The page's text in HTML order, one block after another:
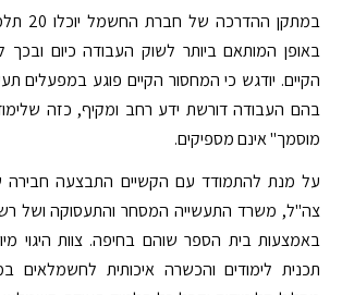
במתקן
באופן המותאם ביותר לשוק העבודה כיום
הקיים. יודגש כי המחסור הקיים פוגע במפעלים
בהם העבודה דורשת ידע רחב ומקיף, כזה
מוסמך" אינם מספיקים.
על מנת להתמודד עם הקשיים התבצעה
צה"ל, משרד התעשייה המסחר והתעסוקה ושל
באמצעות בית הספר שוהם בחיפה. צוות היגוי
תכנית לימודים והכשרה איכותית לחשמלאים